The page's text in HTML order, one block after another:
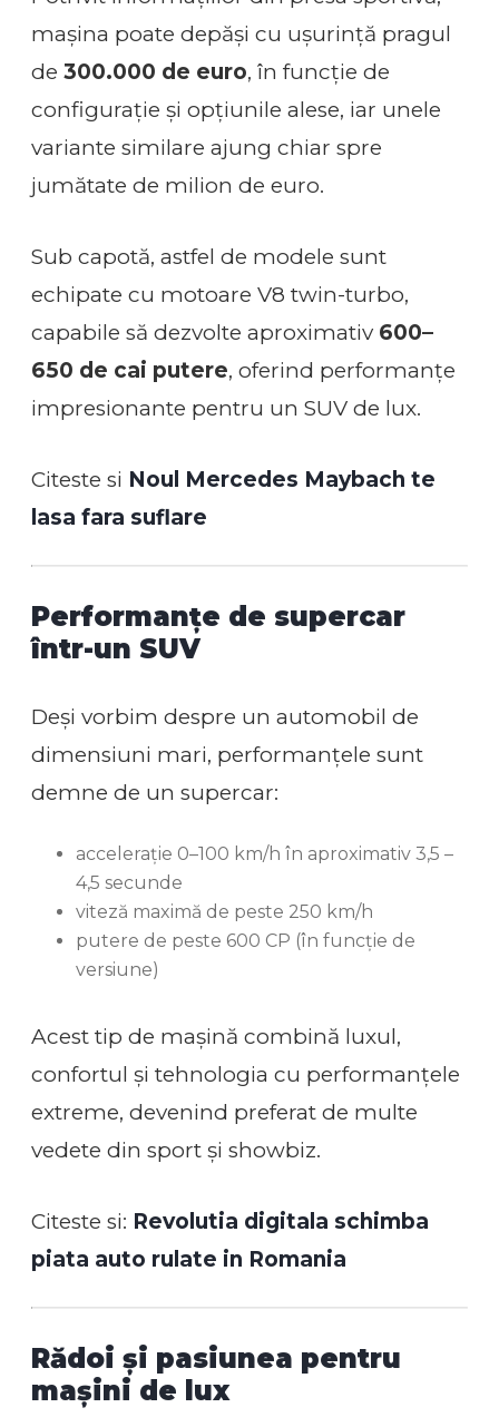
mașina poate depăși cu ușurință pragul
de 300.000 de euro, în funcție de
configurație și opțiunile alese, iar unele
variante similare ajung chiar spre
jumătate de milion de euro.
Sub capotă, astfel de modele sunt
echipate cu motoare V8 twin-turbo,
capabile să dezvolte aproximativ 600–
650 de cai putere, oferind performanțe
impresionante pentru un SUV de lux.
Citeste si Noul Mercedes Maybach te
lasa fara suflare
Performanțe de supercar
într-un SUV
Deși vorbim despre un automobil de
dimensiuni mari, performanțele sunt
demne de un supercar:
accelerație 0–100 km/h în aproximativ 3,5 –
4,5 secunde
viteză maximă de peste 250 km/h
putere de peste 600 CP (în funcție de
versiune)
Acest tip de mașină combină luxul,
confortul și tehnologia cu performanțele
extreme, devenind preferat de multe
vedete din sport și showbiz.
Citeste si: Revolutia digitala schimba
piata auto rulate in Romania
Rădoi și pasiunea pentru
mașini de lux